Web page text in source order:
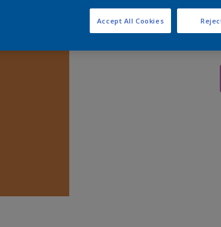
Accept All Cookies